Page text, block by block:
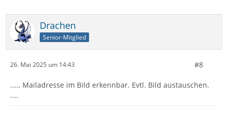
Drachen
Senior-Mitglied
26. Mai 2025 um 14:43 #8
..... Mailadresse im Bild erkennbar. Evtl. Bild austauschen.
....